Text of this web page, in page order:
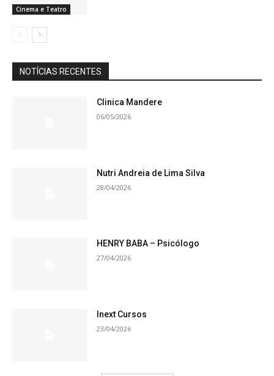
Cinema e Teatro
NOTÍCIAS RECENTES
Clinica Mandere
06/05/2026
Nutri Andreia de Lima Silva
28/04/2026
HENRY BABA – Psicólogo
27/04/2026
Inext Cursos
23/04/2026